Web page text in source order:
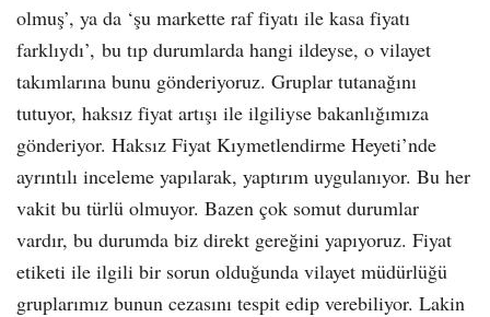
olmuş’, ya da ‘şu markette raf fiyatı ile kasa fiyatı
farklıydı’, bu tıp durumlarda hangi ildeyse, o vilayet
takımlarına bunu gönderiyoruz. Gruplar tutanağını
tutuyor, haksız fiyat artışı ile ilgiliyse bakanlığımıza
gönderiyor. Haksız Fiyat Kıymetlendirme Heyeti’nde
ayrıntılı inceleme yapılarak, yaptırım uygulanıyor. Bu her
vakit bu türlü olmuyor. Bazen çok somut durumlar
vardır, bu durumda biz direkt gereğini yapıyoruz. Fiyat
etiketi ile ilgili bir sorun olduğunda vilayet müdürlüğü
gruplarımız bunun cezasını tespit edip verebiliyor. Lakin